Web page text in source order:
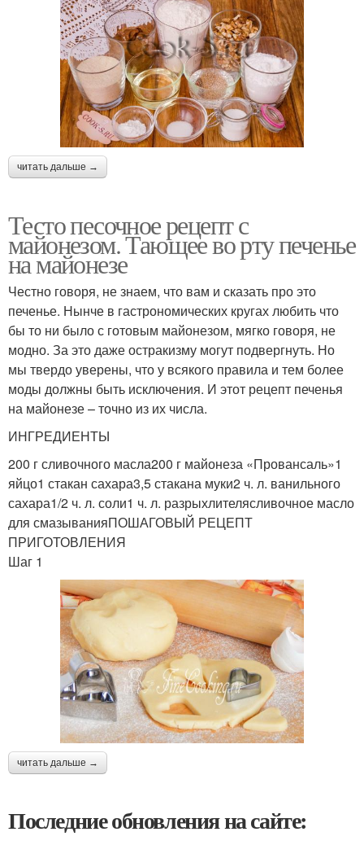
читать дальше →
Тесто песочное рецепт с
майонезом. Тающее во рту печенье
на майонезе
Честно говоря, не знаем, что вам и сказать про это
печенье. Нынче в гастрономических кругах любить что
бы то ни было с готовым майонезом, мягко говоря, не
модно. За это даже остракизму могут подвергнуть. Но
мы твердо уверены, что у всякого правила и тем более
моды должны быть исключения. И этот рецепт печенья
на майонезе – точно из их числа.
ИНГРЕДИЕНТЫ
200 г сливочного масла200 г майонеза «Провансаль»1
яйцо1 стакан сахара3,5 стакана муки2 ч. л. ванильного
сахара1/2 ч. л. соли1 ч. л. разрыхлителясливочное масло
для смазыванияПОШАГОВЫЙ РЕЦЕПТ
ПРИГОТОВЛЕНИЯ
Шаг 1
читать дальше →
Последние обновления на сайте: